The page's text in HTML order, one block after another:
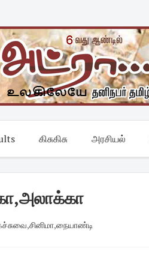
கிசுகிசு அரசியல்
,சினிமா,நையாண்டி